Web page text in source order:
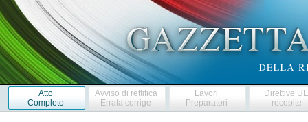
Atto
Completo
Avviso di rettifica
Errata corrige
Lavori
Preparatori
Direttive
recepite